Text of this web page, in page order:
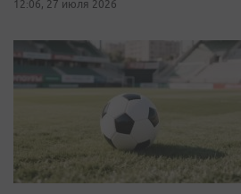
12:06, 27 июля 2026